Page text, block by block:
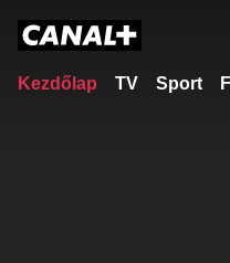
Kezdőlap TV Sport